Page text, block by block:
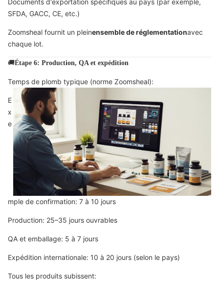
Documents d'exportation spécifiques au pays (par exemple,
SFDA, GACC, CE, etc.)
Zoomsheal fournit un pleinensemble de réglementationavec
chaque lot.
🚚Étape 6: Production, QA et expédition
Temps de plomb typique (norme Zoomsheal):
E
x
e
mple de confirmation: 7 à 10 jours
Production: 25–35 jours ouvrables
QA et emballage: 5 à 7 jours
Expédition internationale: 10 à 20 jours (selon le pays)
Tous les produits subissent: